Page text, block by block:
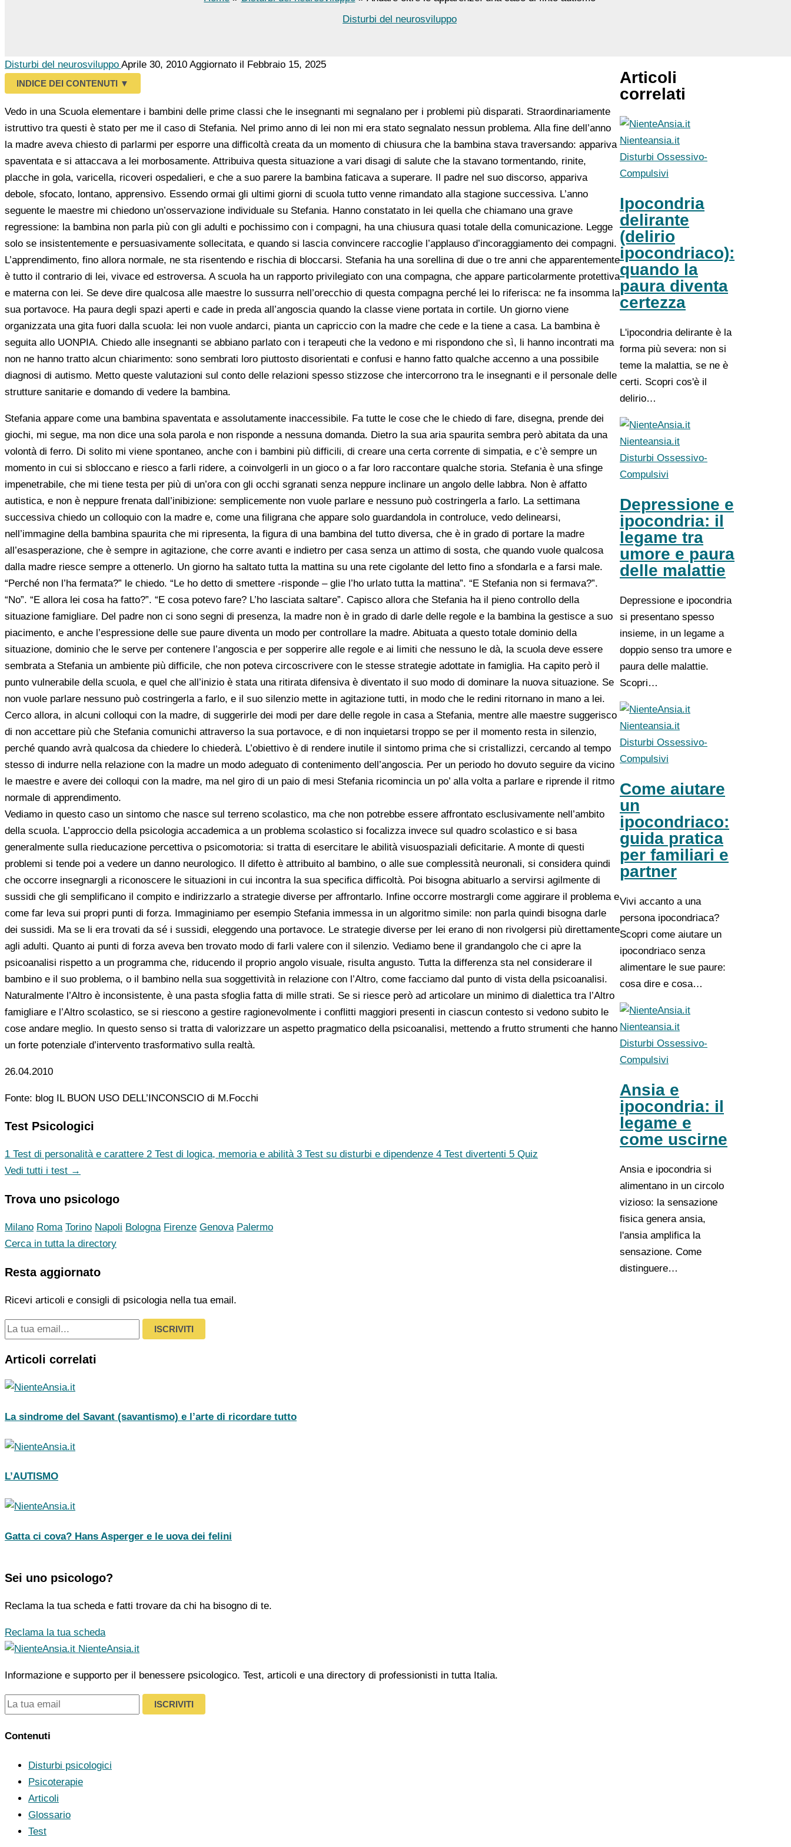
Disturbi del neurosviluppo
Disturbi del neurosviluppo Aprile 30, 2010 Aggiornato il Febbraio 15, 2025
INDICE DEI CONTENUTI ▼
Vedo in una Scuola elementare i bambini delle prime classi che le insegnanti mi segnalano per i problemi più disparati. Straordinariamente
istruttivo tra questi è stato per me il caso di Stefania. Nel primo anno di lei non mi era stato segnalato nessun problema. Alla fine dell’anno
la madre aveva chiesto di parlarmi per esporre una difficoltà creata da un momento di chiusura che la bambina stava traversando: appariva
spaventata e si attaccava a lei morbosamente. Attribuiva questa situazione a vari disagi di salute che la stavano tormentando, rinite,
placche in gola, varicella, ricoveri ospedalieri, e che a suo parere la bambina faticava a superare. Il padre nel suo discorso, appariva
debole, sfocato, lontano, apprensivo. Essendo ormai gli ultimi giorni di scuola tutto venne rimandato alla stagione successiva. L’anno
seguente le maestre mi chiedono un’osservazione individuale su Stefania. Hanno constatato in lei quella che chiamano una grave
regressione: la bambina non parla più con gli adulti e pochissimo con i compagni, ha una chiusura quasi totale della comunicazione. Legge
solo se insistentemente e persuasivamente sollecitata, e quando si lascia convincere raccoglie l’applauso d’incoraggiamento dei compagni.
L’apprendimento, fino allora normale, ne sta risentendo e rischia di bloccarsi. Stefania ha una sorellina di due o tre anni che apparentemente
è tutto il contrario di lei, vivace ed estroversa. A scuola ha un rapporto privilegiato con una compagna, che appare particolarmente protettiva
e materna con lei. Se deve dire qualcosa alle maestre lo sussurra nell’orecchio di questa compagna perché lei lo riferisca: ne fa insomma la
sua portavoce. Ha paura degli spazi aperti e cade in preda all’angoscia quando la classe viene portata in cortile. Un giorno viene
organizzata una gita fuori dalla scuola: lei non vuole andarci, pianta un capriccio con la madre che cede e la tiene a casa. La bambina è
seguita allo UONPIA. Chiedo alle insegnanti se abbiano parlato con i terapeuti che la vedono e mi rispondono che sì, li hanno incontrati ma
non ne hanno tratto alcun chiarimento: sono sembrati loro piuttosto disorientati e confusi e hanno fatto qualche accenno a una possibile
diagnosi di autismo. Metto queste valutazioni sul conto delle relazioni spesso stizzose che intercorrono tra le insegnanti e il personale delle
strutture sanitarie e domando di vedere la bambina.
Stefania appare come una bambina spaventata e assolutamente inaccessibile. Fa tutte le cose che le chiedo di fare, disegna, prende dei
giochi, mi segue, ma non dice una sola parola e non risponde a nessuna domanda. Dietro la sua aria spaurita sembra però abitata da una
volontà di ferro. Di solito mi viene spontaneo, anche con i bambini più difficili, di creare una certa corrente di simpatia, e c’è sempre un
momento in cui si sbloccano e riesco a farli ridere, a coinvolgerli in un gioco o a far loro raccontare qualche storia. Stefania è una sfinge
impenetrabile, che mi tiene testa per più di un’ora con gli occhi sgranati senza neppure inclinare un angolo delle labbra. Non è affatto
autistica, e non è neppure frenata dall’inibizione: semplicemente non vuole parlare e nessuno può costringerla a farlo. La settimana
successiva chiedo un colloquio con la madre e, come una filigrana che appare solo guardandola in controluce, vedo delinearsi,
nell’immagine della bambina spaurita che mi ripresenta, la figura di una bambina del tutto diversa, che è in grado di portare la madre
all’esasperazione, che è sempre in agitazione, che corre avanti e indietro per casa senza un attimo di sosta, che quando vuole qualcosa
dalla madre riesce sempre a ottenerlo. Un giorno ha saltato tutta la mattina su una rete cigolante del letto fino a sfondarla e a farsi male.
“Perché non l’ha fermata?” le chiedo. “Le ho detto di smettere -risponde – glie l’ho urlato tutta la mattina”. “E Stefania non si fermava?”.
“No”. “E allora lei cosa ha fatto?”. “E cosa potevo fare? L’ho lasciata saltare”. Capisco allora che Stefania ha il pieno controllo della
situazione famigliare. Del padre non ci sono segni di presenza, la madre non è in grado di darle delle regole e la bambina la gestisce a suo
piacimento, e anche l’espressione delle sue paure diventa un modo per controllare la madre. Abituata a questo totale dominio della
situazione, dominio che le serve per contenere l’angoscia e per sopperire alle regole e ai limiti che nessuno le dà, la scuola deve essere
sembrata a Stefania un ambiente più difficile, che non poteva circoscrivere con le stesse strategie adottate in famiglia. Ha capito però il
punto vulnerabile della scuola, e quel che all’inizio è stata una ritirata difensiva è diventato il suo modo di dominare la nuova situazione. Se
non vuole parlare nessuno può costringerla a farlo, e il suo silenzio mette in agitazione tutti, in modo che le redini ritornano in mano a lei.
Cerco allora, in alcuni colloqui con la madre, di suggerirle dei modi per dare delle regole in casa a Stefania, mentre alle maestre suggerisco
di non accettare più che Stefania comunichi attraverso la sua portavoce, e di non inquietarsi troppo se per il momento resta in silenzio,
perché quando avrà qualcosa da chiedere lo chiederà. L’obiettivo è di rendere inutile il sintomo prima che si cristallizzi, cercando al tempo
stesso di indurre nella relazione con la madre un modo adeguato di contenimento dell’angoscia. Per un periodo ho dovuto seguire da vicino
le maestre e avere dei colloqui con la madre, ma nel giro di un paio di mesi Stefania ricomincia un po’ alla volta a parlare e riprende il ritmo
normale di apprendimento.
Vediamo in questo caso un sintomo che nasce sul terreno scolastico, ma che non potrebbe essere affrontato esclusivamente nell’ambito
della scuola. L’approccio della psicologia accademica a un problema scolastico si focalizza invece sul quadro scolastico e si basa
generalmente sulla rieducazione percettiva o psicomotoria: si tratta di esercitare le abilità visuospaziali deficitarie. A monte di questi
problemi si tende poi a vedere un danno neurologico. Il difetto è attribuito al bambino, o alle sue complessità neuronali, si considera quindi
che occorre insegnargli a riconoscere le situazioni in cui incontra la sua specifica difficoltà. Poi bisogna abituarlo a servirsi agilmente di
sussidi che gli semplificano il compito e indirizzarlo a strategie diverse per affrontarlo. Infine occorre mostrargli come aggirare il problema e
come far leva sui propri punti di forza. Immaginiamo per esempio Stefania immessa in un algoritmo simile: non parla quindi bisogna darle
dei sussidi. Ma se li era trovati da sé i sussidi, eleggendo una portavoce. Le strategie diverse per lei erano di non rivolgersi più direttamente
agli adulti. Quanto ai punti di forza aveva ben trovato modo di farli valere con il silenzio. Vediamo bene il grandangolo che ci apre la
psicoanalisi rispetto a un programma che, riducendo il proprio angolo visuale, risulta angusto. Tutta la differenza sta nel considerare il
bambino e il suo problema, o il bambino nella sua soggettività in relazione con l’Altro, come facciamo dal punto di vista della psicoanalisi.
Naturalmente l’Altro è inconsistente, è una pasta sfoglia fatta di mille strati. Se si riesce però ad articolare un minimo di dialettica tra l’Altro
famigliare e l’Altro scolastico, se si riescono a gestire ragionevolmente i conflitti maggiori presenti in ciascun contesto si vedono subito le
cose andare meglio. In questo senso si tratta di valorizzare un aspetto pragmatico della psicoanalisi, mettendo a frutto strumenti che hanno
un forte potenziale d’intervento trasformativo sulla realtà.
26.04.2010
Fonte: blog IL BUON USO DELL’INCONSCIO di M.Focchi
Test Psicologici
1 Test di personalità e carattere 2 Test di logica, memoria e abilità 3 Test su disturbi e dipendenze 4 Test divertenti 5 Quiz
Vedi tutti i test →
Trova uno psicologo
Milano Roma Torino Napoli Bologna Firenze Genova Palermo
Cerca in tutta la directory
Resta aggiornato
Ricevi articoli e consigli di psicologia nella tua email.
ISCRIVITI
Articoli correlati
La sindrome del Savant (savantismo) e l’arte di ricordare tutto
L’AUTISMO
Gatta ci cova? Hans Asperger e le uova dei felini
Articoli
correlati
Nienteansia.it
Disturbi Ossessivo-
Compulsivi
Ipocondria
delirante
(delirio
ipocondriaco):
quando la
paura diventa
certezza
L'ipocondria delirante è la
forma più severa: non si
teme la malattia, se ne è
certi. Scopri cos'è il
delirio…
Nienteansia.it
Disturbi Ossessivo-
Compulsivi
Depressione e
ipocondria: il
legame tra
umore e paura
delle malattie
Depressione e ipocondria
si presentano spesso
insieme, in un legame a
doppio senso tra umore e
paura delle malattie.
Scopri…
Nienteansia.it
Disturbi Ossessivo-
Compulsivi
Come aiutare
un
ipocondriaco:
guida pratica
per familiari e
partner
Vivi accanto a una
persona ipocondriaca?
Scopri come aiutare un
ipocondriaco senza
alimentare le sue paure:
cosa dire e cosa…
Nienteansia.it
Disturbi Ossessivo-
Compulsivi
Ansia e
ipocondria: il
legame e
come uscirne
Ansia e ipocondria si
alimentano in un circolo
vizioso: la sensazione
fisica genera ansia,
l'ansia amplifica la
sensazione. Come
distinguere…
Sei uno psicologo?
Reclama la tua scheda e fatti trovare da chi ha bisogno di te.
Reclama la tua scheda
NienteAnsia.it
Informazione e supporto per il benessere psicologico. Test, articoli e una directory di professionisti in tutta Italia.
ISCRIVITI
Contenuti
Disturbi psicologici
Psicoterapie
Articoli
Glossario
Test